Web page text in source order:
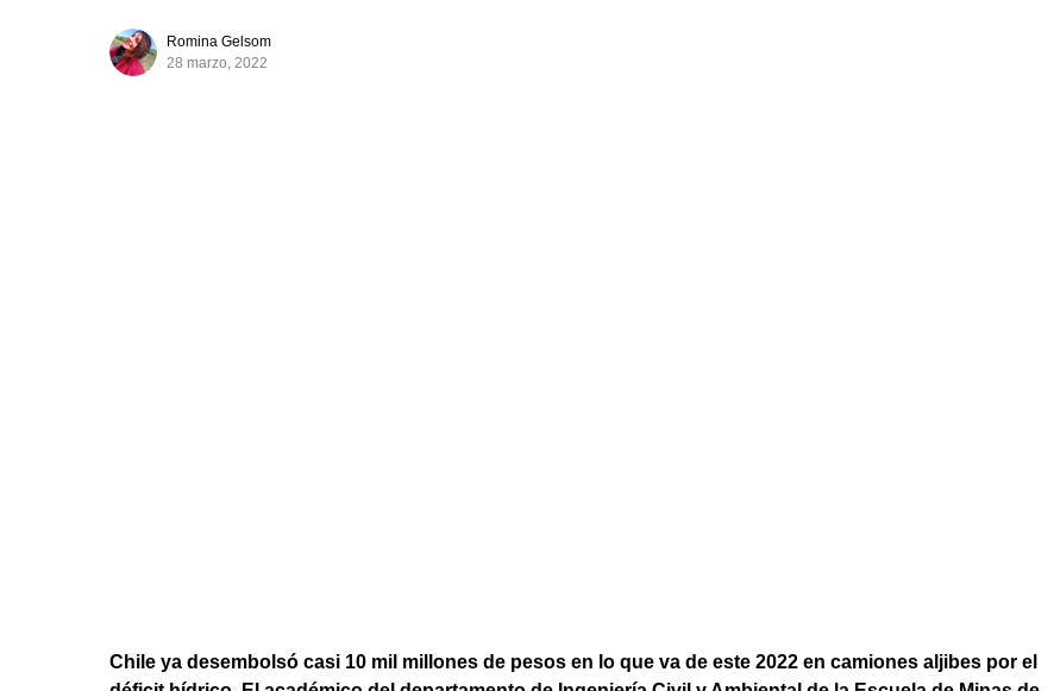
Romina Gelsom
28 marzo, 2022
Chile ya desembolsó casi 10 mil millones de pesos en lo que va de este 2022 en camiones aljibes por el